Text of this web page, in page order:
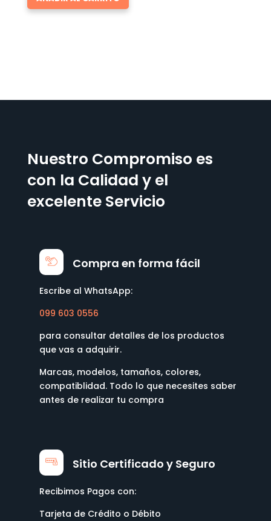
Nuestro Compromiso es
con la Calidad y el
excelente Servicio
Compra en forma fácil
Escribe al WhatsApp:
099 603 0556
para consultar detalles de los productos
que vas a adquirir.
Marcas, modelos, tamaños, colores,
compatiblidad. Todo lo que necesites saber
antes de realizar tu compra
Sitio Certificado y Seguro
Recibimos Pagos con:
Tarjeta de Crédito o Débito